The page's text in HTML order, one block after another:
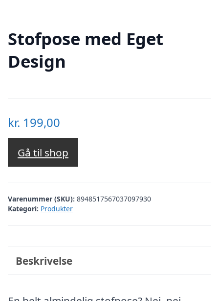
Stofpose med Eget
Design
kr. 199,00
Gå til shop
Varenummer (SKU): 8948517567037097930
Kategori: Produkter
Beskrivelse